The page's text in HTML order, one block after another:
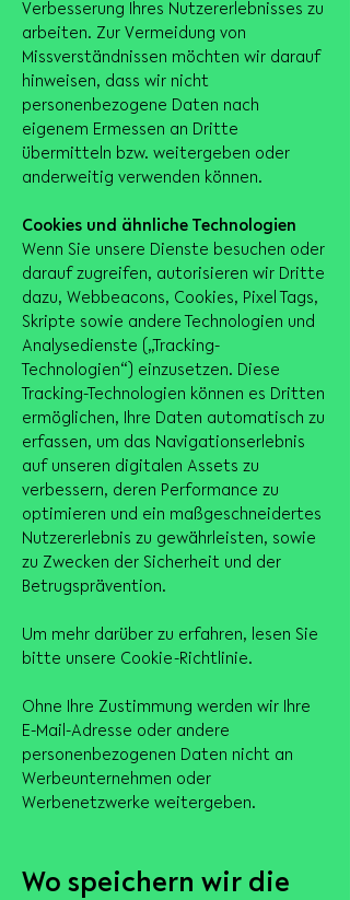
Verbesserung Ihres Nutzererlebnisses zu
arbeiten. Zur Vermeidung von
Missverständnissen möchten wir darauf
hinweisen, dass wir nicht
personenbezogene Daten nach
eigenem Ermessen an Dritte
übermitteln bzw. weitergeben oder
anderweitig verwenden können.
Cookies und ähnliche Technologien
Wenn Sie unsere Dienste besuchen oder
darauf zugreifen, autorisieren wir Dritte
dazu, Webbeacons, Cookies, Pixel Tags,
Skripte sowie andere Technologien und
Analysedienste („Tracking-
Technologien“) einzusetzen. Diese
Tracking-Technologien können es Dritten
ermöglichen, Ihre Daten automatisch zu
erfassen, um das Navigationserlebnis
auf unseren digitalen Assets zu
verbessern, deren Performance zu
optimieren und ein maßgeschneidertes
Nutzererlebnis zu gewährleisten, sowie
zu Zwecken der Sicherheit und der
Betrugsprävention.
Um mehr darüber zu erfahren, lesen Sie
bitte unsere Cookie-Richtlinie.
Ohne Ihre Zustimmung werden wir Ihre
E-Mail-Adresse oder andere
personenbezogenen Daten nicht an
Werbeunternehmen oder
Werbenetzwerke weitergeben.
Wo speichern wir die